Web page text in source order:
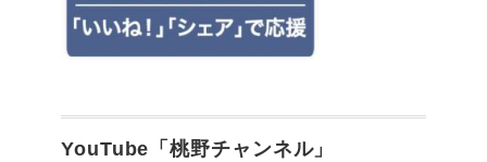
YouTube「桃野チャンネル」